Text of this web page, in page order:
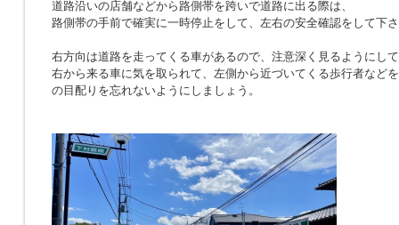
道路沿いの店舗などから路側帯を跨いで道路に出る際は、
路側帯の手前で確実に一時停止をして、左右の安全確認をして下
右方向は道路を走ってくる車があるので、注意深く見るようにし
右から来る車に気を取られて、左側から近づいてくる歩行者など
の目配りを忘れないようにしましょう。